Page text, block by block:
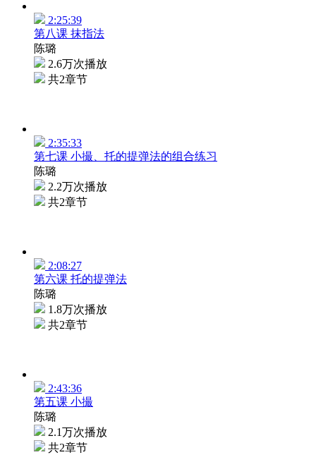
2:25:39
第八课 抹指法
陈璐
2.6万次播放
共2章节
2:35:33
第七课 小撮、托的提弹法的组合练习
陈璐
2.2万次播放
共2章节
2:08:27
第六课 托的提弹法
陈璐
1.8万次播放
共2章节
2:43:36
第五课 小撮
陈璐
2.1万次播放
共2章节